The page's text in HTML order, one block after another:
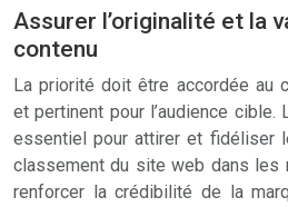
Assurer l’originalité et la
contenu
La priorité doit être accordée au
et pertinent pour l’audience
essentiel pour attirer et fidéliser
classement du site web dans les
renforcer la crédibilité de la